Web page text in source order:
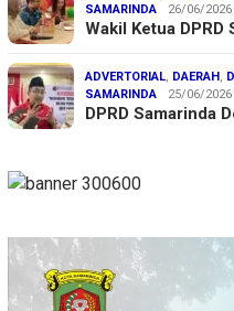
SAMARINDA
26/06/2026
Wakil Ketua
ADVERTORIAL, DAERAH,
SAMARINDA
25/06/2026
DPRD Samarinda